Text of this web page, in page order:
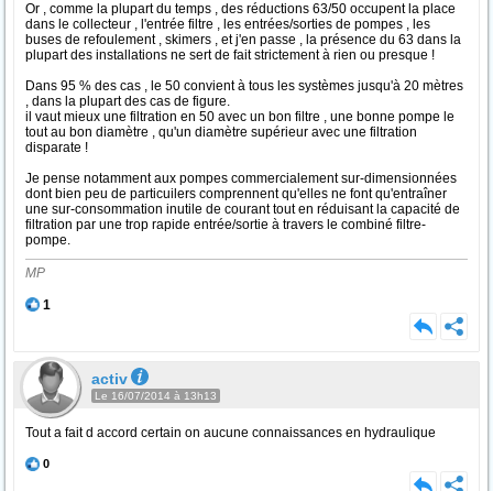
Or , comme la plupart du temps , des réductions 63/50 occupent la place
dans le collecteur , l'entrée filtre , les entrées/sorties de pompes , les
buses de refoulement , skimers , et j'en passe , la présence du 63 dans la
plupart des installations ne sert de fait strictement à rien ou presque !
Dans 95 % des cas , le 50 convient à tous les systèmes jusqu'à 20 mètres
, dans la plupart des cas de figure.
il vaut mieux une filtration en 50 avec un bon filtre , une bonne pompe le
tout au bon diamètre , qu'un diamètre supérieur avec une filtration
disparate !
Je pense notamment aux pompes commercialement sur-dimensionnées
dont bien peu de particuilers comprennent qu'elles ne font qu'entraîner
une sur-consommation inutile de courant tout en réduisant la capacité de
filtration par une trop rapide entrée/sortie à travers le combiné filtre-
pompe.
MP
1
activ
Le 16/07/2014 à 13h13
Tout a fait d accord certain on aucune connaissances en hydraulique
0